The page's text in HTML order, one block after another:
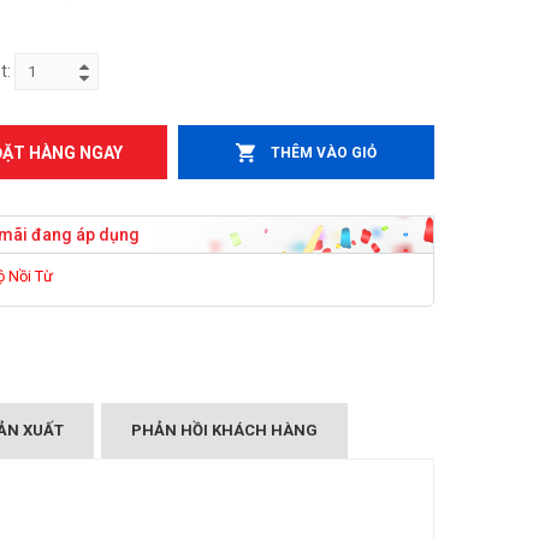
HÀNG NGAY THÊM VÀO GIỎ
đang áp dụng
Nồi Từ
XUẤT PHẢN HỒI KHÁCH HÀNG